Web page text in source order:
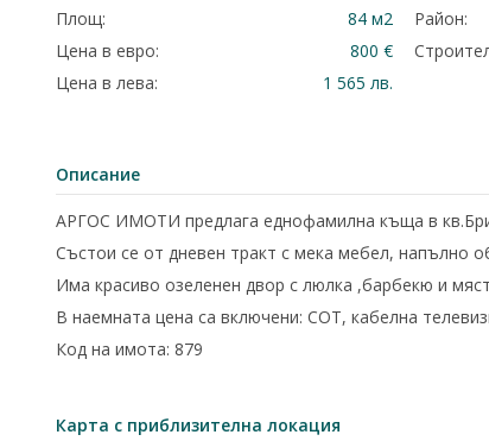
Площ:
84 м2
Цена в евро:
800 €
Цена в лева:
1 565 лв.
Район:
Описание
АРГОС ИМОТИ предлага еднофамилна къща в
Състои се от дневен тракт с мека мебел, напълно
Има красиво озеленен двор с люлка ,барбекю и
В наемната цена са включени: СОТ, кабелна
Код на имота: 879
Карта с приблизителна локация